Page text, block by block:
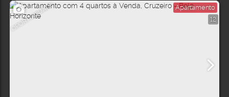
OPORTUNIDADE 12
Apartamento